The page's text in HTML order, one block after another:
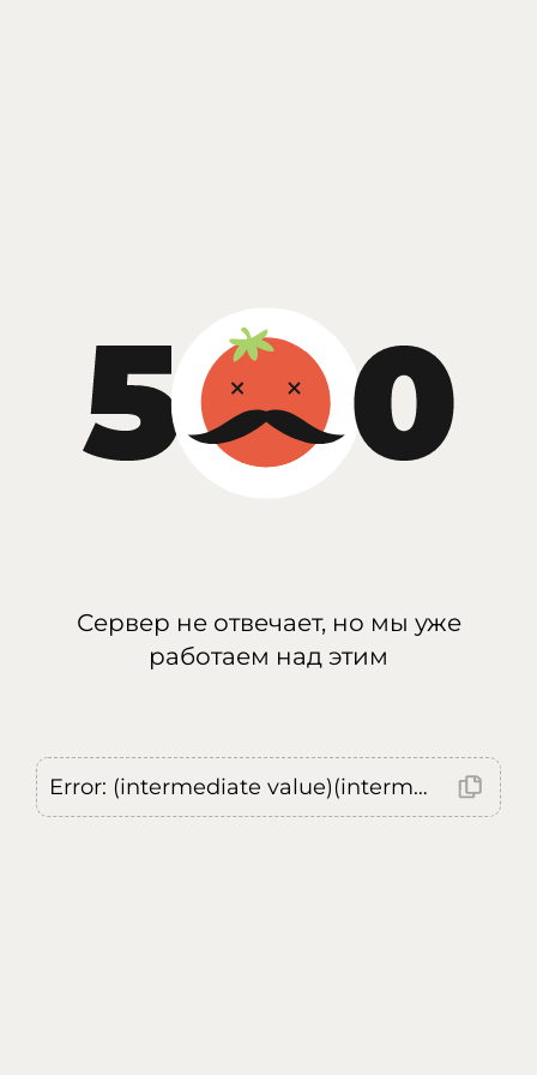
Сервер не отвечает, но мы уже
работаем над этим
Error: (intermediate value)(intermediate value)(intermediate value).replaceAll is not a function